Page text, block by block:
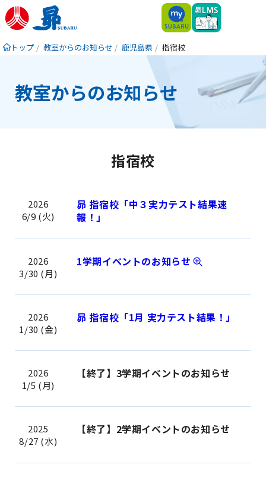
トップ 教室からのお知らせ 鹿児島県 指宿校
教室からのお知らせ
指宿校
2026
6/9 (火)
昴 指宿校「中３実力テスト結果速
報！」
2026
3/30 (月)
1学期イベントのお知らせ
2026
1/30 (金)
昴 指宿校「1月 実力テスト結果！」
2026
1/5 (月)
【終了】3学期イベントのお知らせ
2025
8/27 (水)
【終了】2学期イベントのお知らせ